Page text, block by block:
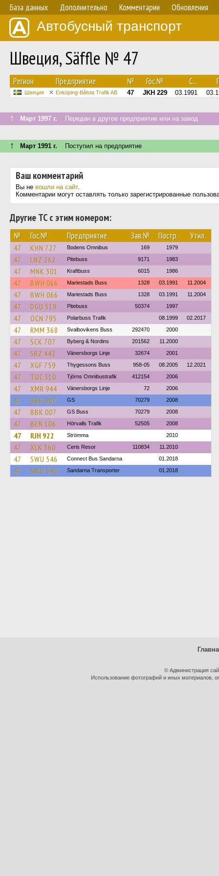
База данных Дополнительно Комментарии Обновления
Автобусный транспорт
Швеция, Säffle № 47
Регион Предприятие № Гос.№ С...
Швеция Enköping-Bålsta Trafik AB 47 JKH 229 03.1991
↑ Март 1997 г. Передан в другое предприятие или на завод
↑ Март 1991 г. Поступил на предприятие
Ваш комментарий
Вы не вошли на сайт.
Комментарии могут оставлять только зарегистрированные
Другие ТС с этим номером:
№ Гос.№ Предприятие Зав.№ Постр. Утил.
47 KHN 727 Bodens Omnibus 169 1979
47 LNZ 262 Pitebuss 9171 1983
47 MNK 301 Kraftbuss 6015 1986
47 BWH 066 Mariestads Buss 1328 03.1991 11.2004
47 BWH 066 Mariestads Buss 1328 03.1991 11.2004
47 DGU 519 Pitebuss 50374 1997
47 OCN 795 Polarbuss Trafik 08.1999 02.2017
47 RMM 368 Svalbovikens Buss 292470 2000
47 SCK 707 Byberg & Nordins 201562 11.2000
47 SRZ 442 Vänersborgs Linje 32674 2001
47 XGF 759 Thygessons Buss 958-05 08.2005 12.2021
47 TUC 310 Tjörns Omnibustrafik 412154 2006
47 XMR 944 Vänersborgs Linje 72 2006
47 BBK 007 GS 70279 2008
47 BBK 007 GS Buss 70279 2008
47 BEN 106 Hörvalls Trafik 52505 2008
47 RJH 922 Strömma 2010
47 XLK 360 Ceris Resor 110834 11.2010
47 SWU 546 Connect Bus Sandarna 01.2018
47 SWU 546 Sandarna Transporter 01.2018
© Администрация
Использование фотографий и иных материалов,